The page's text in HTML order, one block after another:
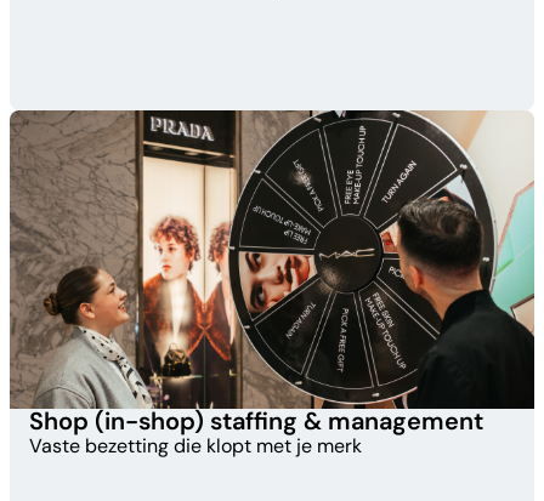
Shop (in-shop) staffing & management
Vaste bezetting die klopt met je merk